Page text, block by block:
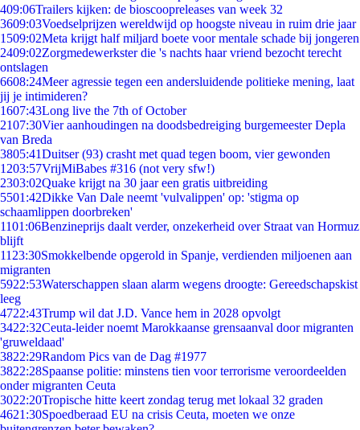
409:06Trailers kijken: de bioscoopreleases van week 32
3609:03Voedselprijzen wereldwijd op hoogste niveau in ruim drie jaar
1509:02Meta krijgt half miljard boete voor mentale schade bij jongeren
2409:02Zorgmedewerkster die 's nachts haar vriend bezocht terecht
ontslagen
6608:24Meer agressie tegen een andersluidende politieke mening, laat
jij je intimideren?
1607:43Long live the 7th of October
2107:30Vier aanhoudingen na doodsbedreiging burgemeester Depla
van Breda
3805:41Duitser (93) crasht met quad tegen boom, vier gewonden
1203:57VrijMiBabes #316 (not very sfw!)
2303:02Quake krijgt na 30 jaar een gratis uitbreiding
5501:42Dikke Van Dale neemt 'vulvalippen' op: 'stigma op
schaamlippen doorbreken'
1101:06Benzineprijs daalt verder, onzekerheid over Straat van Hormuz
blijft
11 23:30Smokkelbende opgerold in Spanje, verdienden miljoenen aan
migranten
5922:53Waterschappen slaan alarm wegens droogte: Gereedschapskist
leeg
4722:43Trump wil dat J.D. Vance hem in 2028 opvolgt
3422:32Ceuta-leider noemt Marokkaanse grensaanval door migranten
'gruweldaad'
3822:29Random Pics van de Dag #1977
3822:28Spaanse politie: minstens tien voor terrorisme veroordeelden
onder migranten Ceuta
3022:20Tropische hitte keert zondag terug met lokaal 32 graden
4621:30Spoedberaad EU na crisis Ceuta, moeten we onze